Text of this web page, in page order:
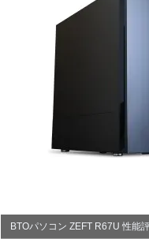
BTOパソコン ZEFT R67U 性能